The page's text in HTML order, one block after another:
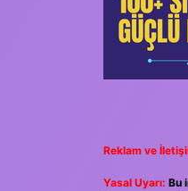
Reklam ve
Yasal Uyarı: Bu